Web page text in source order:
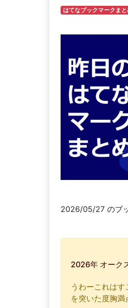
はてなブックマークま
2026/05/27 のブ
2026年 オーク
うわーこれは
を突いた度胸満